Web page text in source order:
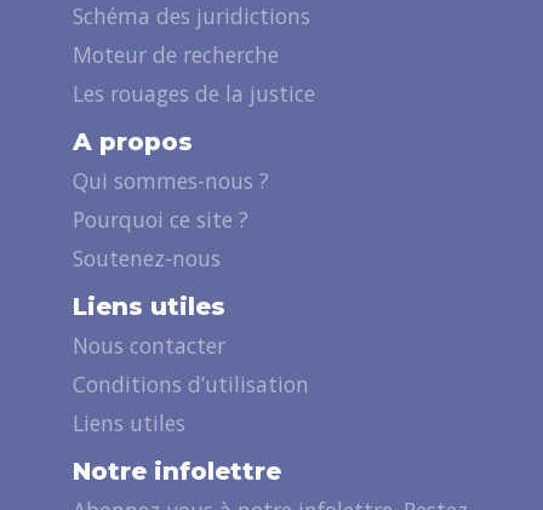
Schéma des juridictions
Moteur de recherche
Les rouages de la justice
A propos
Qui sommes-nous ?
Pourquoi ce site ?
Soutenez-nous
Liens utiles
Nous contacter
Conditions d’utilisation
Liens utiles
Notre infolettre